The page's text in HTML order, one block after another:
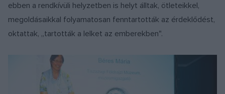
ebben a rendkívüli helyzetben is helyt álltak, ötleteikkel,
megoldásaikkal folyamatosan fenntartották az érdeklődést,
oktattak, „tartották a lelket az emberekben".